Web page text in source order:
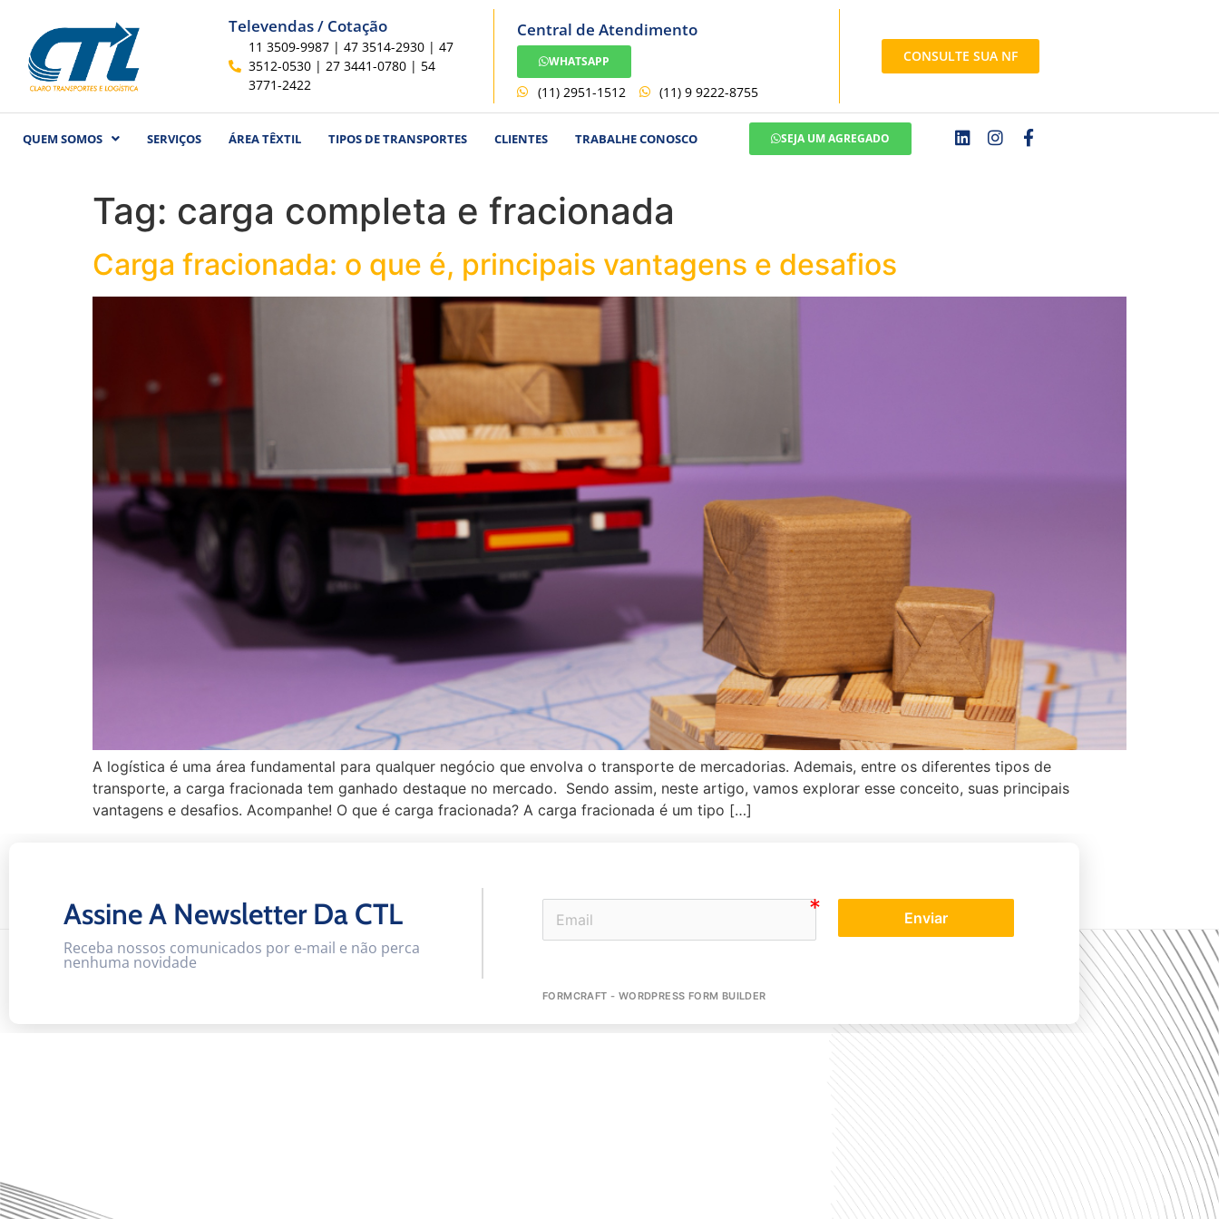
Televendas / Cotação
11 3509-9987 | 47 3514-2930 | 47
3512-0530 | 27 3441-0780 | 54
3771-2422
Central de Atendimento
WHATSAPP
(11) 2951-1512 (11) 9 9222-8755
CONSULTE SUA NF
QUEM SOMOS SERVIÇOS ÁREA TÊXTIL TIPOS DE TRANSPORTES CLIENTES TRABALHE CONOSCO SEJA UM AGREGADO
Tag: carga completa e fracionada
Carga fracionada: o que é, principais vantagens e desafios
A logística é uma área fundamental para qualquer negócio que envolva o transporte de mercadorias. Ademais, entre os diferentes tipos de
transporte, a carga fracionada tem ganhado destaque no mercado. Sendo assim, neste artigo, vamos explorar esse conceito, suas principais
vantagens e desafios. Acompanhe! O que é carga fracionada? A carga fracionada é um tipo […]
Assine A Newsletter Da CTL
Receba nossos comunicados por e-mail e não perca
nenhuma novidade
Enviar
FORMCRAFT - WORDPRESS FORM BUILDER